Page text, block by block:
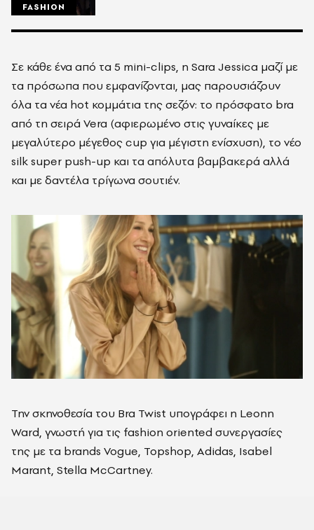
FASHION
Σε κάθε ένα από τα 5 mini-clips, η Sara Jessica μαζί με
τα πρόσωπα που εμφανίζονται, μας παρουσιάζουν
όλα τα νέα hot κομμάτια της σεζόν: το πρόσφατο bra
από τη σειρά Vera (αφιερωμένο στις γυναίκες με
μεγαλύτερο μέγεθος cup για μέγιστη ενίσχυση), το νέο
silk super push-up και τα απόλυτα βαμβακερά αλλά
και με δαντέλα τρίγωνα σουτιέν.
Την σκηνοθεσία του Bra Twist υπογράφει η Leonn
Ward, γνωστή για τις fashion oriented συνεργασίες
της με τα brands Vogue, Topshop, Adidas, Isabel
Marant, Stella McCartney.